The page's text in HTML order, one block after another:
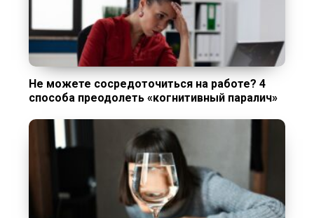
Не можете сосредоточиться на работе? 4
способа преодолеть «когнитивный паралич»